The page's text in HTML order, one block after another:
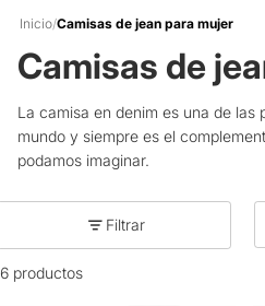
Inicio/Camisas de jean para mujer
Camisas de
La camisa en denim es una de las
mundo y siempre es el
podamos imaginar.
Filtrar
6 productos